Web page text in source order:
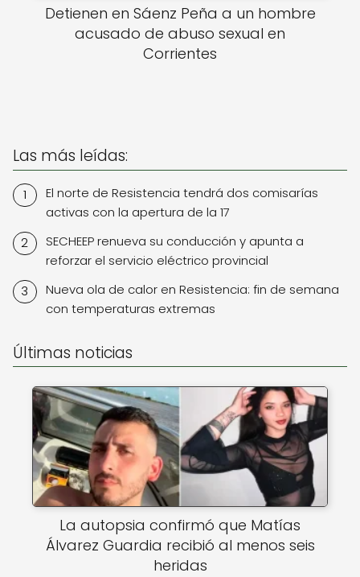
Detienen en Sáenz Peña a un hombre
acusado de abuso sexual en
Corrientes
Las más leídas:
El norte de Resistencia tendrá dos comisarías
activas con la apertura de la 17
SECHEEP renueva su conducción y apunta a
reforzar el servicio eléctrico provincial
Nueva ola de calor en Resistencia: fin de semana
con temperaturas extremas
Últimas noticias
La autopsia confirmó que Matías
Álvarez Guardia recibió al menos seis
heridas